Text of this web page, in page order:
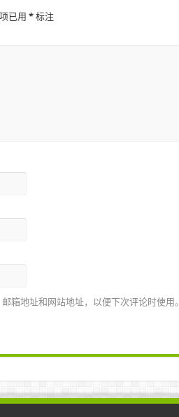
已用 *标注
箱地址和网站地址，以便下次评论时使用。